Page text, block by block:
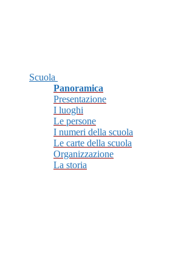
Scuola
Panoramica
Presentazione
I luoghi
Le persone
I numeri della scuola
Le carte della scuola
Organizzazione
La storia